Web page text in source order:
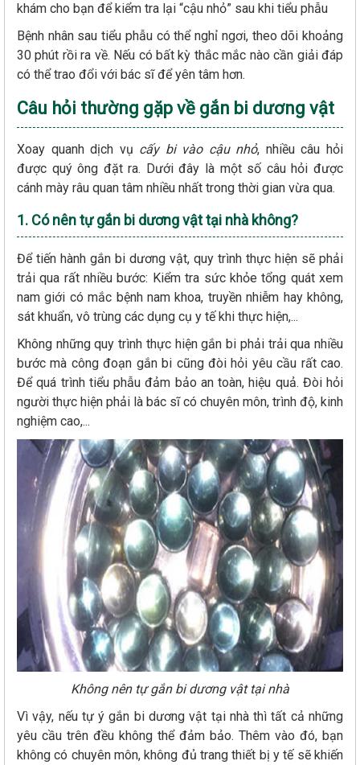
khám cho bạn để kiểm tra lại “cậu nhỏ” sau khi tiểu phẫu
Bệnh nhân sau tiểu phẫu có thể nghỉ ngơi, theo dõi khoảng
30 phút rồi ra về. Nếu có bất kỳ thắc mắc nào cần giải đáp
có thể trao đổi với bác sĩ để yên tâm hơn.
Câu hỏi thường gặp về gắn bi dương vật
Xoay quanh dịch vụ cấy bi vào cậu nhỏ, nhiều câu hỏi
được quý ông đặt ra. Dưới đây là một số câu hỏi được
cánh mày râu quan tâm nhiều nhất trong thời gian vừa qua.
1. Có nên tự gắn bi dương vật tại nhà không?
Để tiến hành gắn bi dương vật, quy trình thực hiện sẽ phải
trải qua rất nhiều bước: Kiểm tra sức khỏe tổng quát xem
nam giới có mắc bệnh nam khoa, truyền nhiễm hay không,
sát khuẩn, vô trùng các dụng cụ y tế khi thực hiện,...
Không những quy trình thực hiện gắn bi phải trải qua nhiều
bước mà công đoạn gắn bi cũng đòi hỏi yêu cầu rất cao.
Để quá trình tiểu phẫu đảm bảo an toàn, hiệu quả. Đòi hỏi
người thực hiện phải là bác sĩ có chuyên môn, trình độ, kinh
nghiệm cao,...
Không nên tự gắn bi dương vật tại nhà
Vì vậy, nếu tự ý gắn bi dương vật tại nhà thì tất cả những
yêu cầu trên đều không thể đảm bảo. Thêm vào đó, bạn
không có chuyên môn, không đủ trang thiết bị y tế sẽ khiến